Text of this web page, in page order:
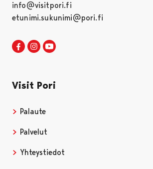
info@visitpori.fi
etunimi.sukunimi@pori.fi
Visit Pori Facebookissa
Avautuu uudessa välilehdessä
Visit Pori Instagrammissa
Avautuu uudessa välilehdessä
Visit Pori
Palaute
Palvelut
Yhteystiedot